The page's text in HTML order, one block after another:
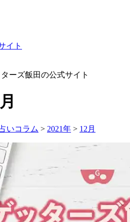
イト
ーズ飯田の公式サイト
いコラム > 2021年 > 12月